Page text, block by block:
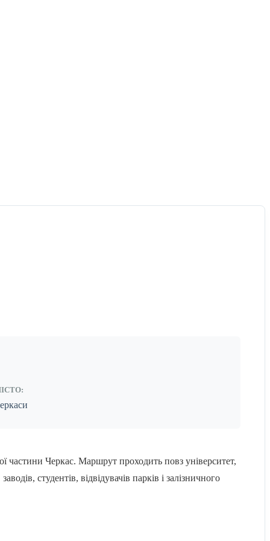
Черкас. Маршрут проходить повз університет,
студентів, відвідувачів парків і залізничного